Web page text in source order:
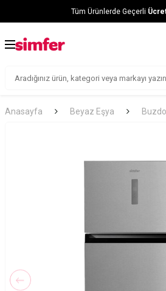
Tüm Ürünlerde Geçerli
Anasayfa Beyaz Eşya